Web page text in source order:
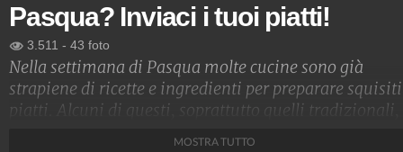
Pasqua? Inviaci i tuoi piatti!
3.511 - 43 foto
Nella settimana di Pasqua molte cucine sono già
strapiene di ricette e ingredienti per preparare squisiti
piatti. Alcuni di questi, soprattutto quelli tradizionali,
MOSTRA TUTTO